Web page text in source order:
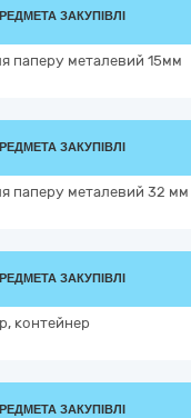
ЗАКУПІВЛІ
паперу металевий 15мм
ЗАКУПІВЛІ
паперу металевий 32 мм
ЗАКУПІВЛІ
контейнер
ЗАКУПІВЛІ